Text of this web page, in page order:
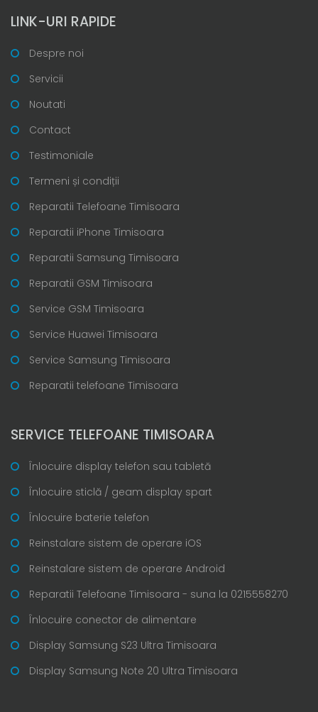
LINK-URI RAPIDE
Despre noi
Servicii
Noutati
Contact
Testimoniale
Termeni și condiții
Reparatii Telefoane Timisoara
Reparatii iPhone Timisoara
Reparatii Samsung Timisoara
Reparatii GSM Timisoara
Service GSM Timisoara
Service Huawei Timisoara
Service Samsung Timisoara
Reparatii telefoane Timisoara
SERVICE TELEFOANE TIMISOARA
Înlocuire display telefon sau tabletă
Înlocuire sticlă / geam display spart
Înlocuire baterie telefon
Reinstalare sistem de operare iOS
Reinstalare sistem de operare Android
Reparatii Telefoane Timisoara - suna la 0215558270
Înlocuire conector de alimentare
Display Samsung S23 Ultra Timisoara
Display Samsung Note 20 Ultra Timisoara